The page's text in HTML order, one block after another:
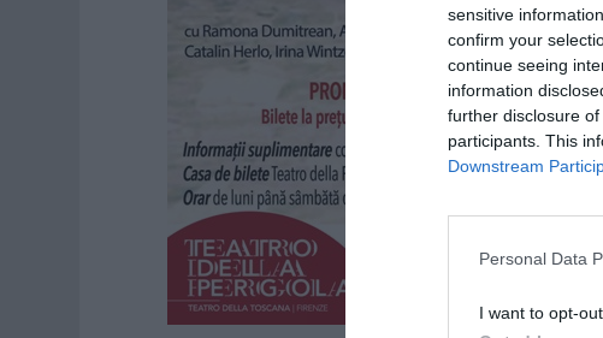
sensitive
confirm your
continue seeing
information
further disclosure
participants. This
Downstream
Personal Data
I want to opt-